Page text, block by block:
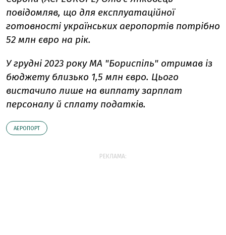
повідомляв, що для експлуатаційної
готовності українських аеропортів потрібно
52 млн євро на рік.
У грудні 2023 року МА "Бориспіль" отримав із
бюджету близько 1,5 млн євро. Цього
вистачило лише на виплату зарплат
персоналу й сплату податків.
АЕРОПОРТ
РЕКЛАМА: